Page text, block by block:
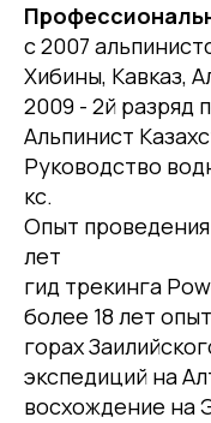
с 2007
Хибины, Кавказ,
2009 - 2й разряд
Альпинист
Руководство
кс.
Опыт
лет
гид трекинга
более 18 лет
горах
экспедиций на
восхождение на